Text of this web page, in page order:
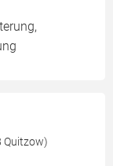
Quitzow)